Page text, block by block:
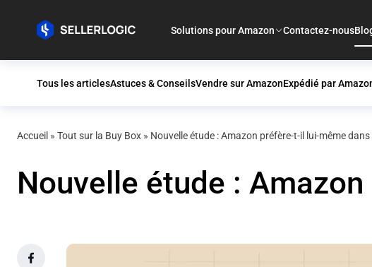
Solutions pour Amazon Contactez-nous
Tous les articlesAstuces & ConseilsVendre sur AmazonExpédié par
Accueil » Tout sur la Buy Box » Nouvelle étude : Amazon préfère-t-il lui-même dans
Nouvelle étude :